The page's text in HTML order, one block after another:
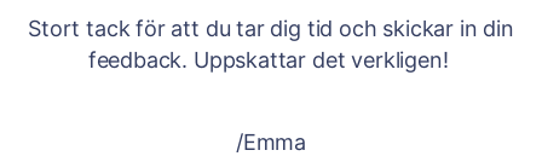
Stort tack för att du tar dig tid och skickar in din
feedback. Uppskattar det verkligen!
/Emma